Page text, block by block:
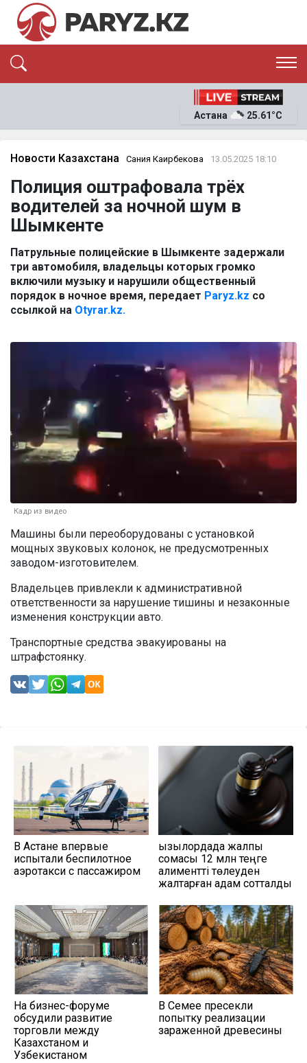
ЭКОНОМИКА
ОҚИҒА
News
Астана 25.61°C
Новости Казахстана Сания Каирбекова 13.05.2025 18:10
Полиция оштрафовала трёх
водителей за ночной шум в
Шымкенте
Патрульные полицейские в Шымкенте задержали
три автомобиля, владельцы которых громко
включили музыку и нарушили общественный
порядок в ночное время, передает Paryz.kz со
ссылкой на Otyrar.kz.
Кадр из видео
Машины были переоборудованы с установкой
мощных звуковых колонок, не предусмотренных
заводом-изготовителем.
Владельцев привлекли к административной
ответственности за нарушение тишины и незаконные
изменения конструкции авто.
Транспортные средства эвакуированы на
штрафстоянку.
В Астане впервые
испытали беспилотное
аэротакси с пассажиром
Қызылордада жалпы
сомасы 12 млн теңге
алиментті төлеуден
жалтарған адам сотталды
На бизнес-форуме
обсудили развитие
торговли между
Казахстаном и
Узбекистаном
В Семее пресекли
попытку реализации
зараженной древесины